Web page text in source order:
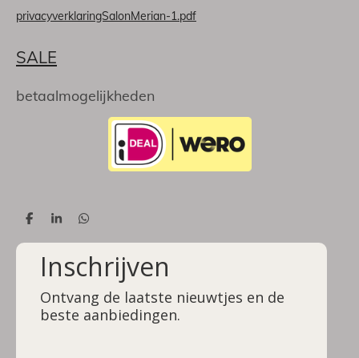
privacyverklaringSalonMerian-1.pdf
SALE
betaalmogelijkheden
D
l
S
a
D
l
Inschrijven
Ontvang de laatste nieuwtjes en de
beste aanbiedingen.